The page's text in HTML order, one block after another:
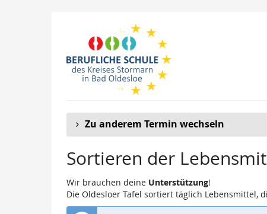
Zu anderem Termin wechseln
Sortieren der
Wir brauchen deine Unterstützung!
Die Oldesloer Tafel sortiert täglich Lebensmittel,